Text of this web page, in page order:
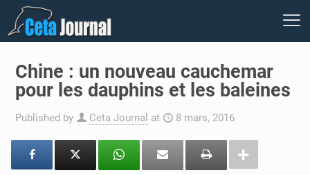
Chine : un nouveau cauchemar
pour les dauphins et les baleines
Published by Ceta Journal at 8 mars, 2016